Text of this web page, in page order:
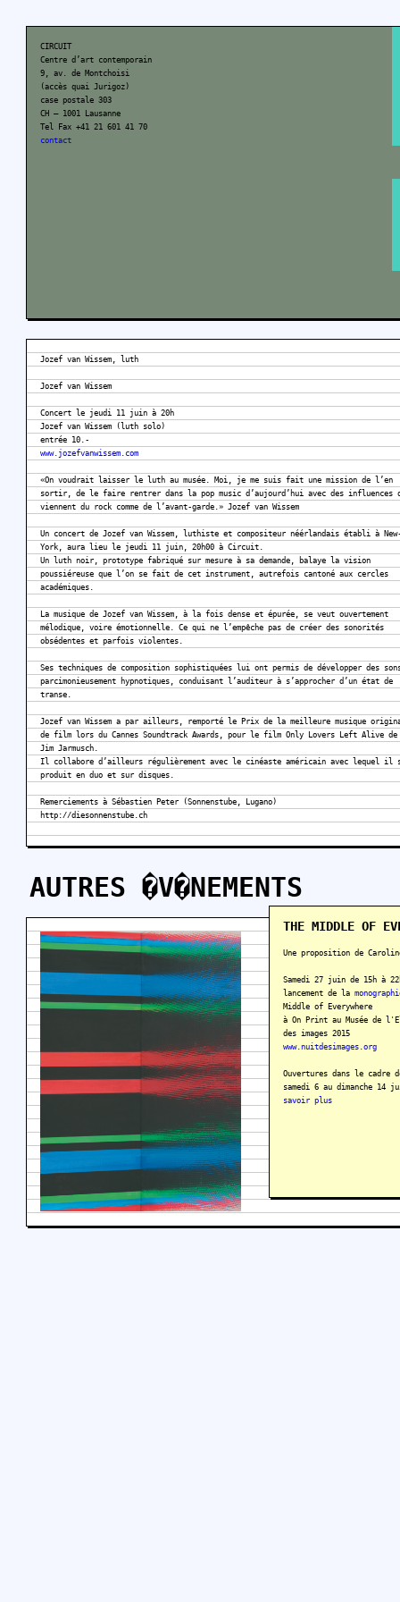
CIRCUIT
Centre d’art contemporain
9, av. de Montchoisi
(accès quai Jurigoz)
case postale 303
CH – 1001 Lausanne
Tel Fax +41 21 601 41 70
contact
Jozef van Wissem, luth
Jozef van Wissem
Concert le jeudi 11 juin à 20h
Jozef van Wissem (luth solo)
entrée 10.-
www.jozefvanwissem.com
«On voudrait laisser le luth au musée. Moi, je me suis fait une mission de l’en
sortir, de le faire rentrer dans la pop music d’aujourd’hui avec des influences
viennent du rock comme de l’avant-garde.» Jozef van Wissem
Un concert de Jozef van Wissem, luthiste et compositeur néérlandais établi à
York, aura lieu le jeudi 11 juin, 20h00 à Circuit.
Un luth noir, prototype fabriqué sur mesure à sa demande, balaye la vision
poussiéreuse que l’on se fait de cet instrument, autrefois cantoné aux cercles
académiques.
La musique de Jozef van Wissem, à la fois dense et épurée, se veut ouvertement
mélodique, voire émotionnelle. Ce qui ne l’empêche pas de créer des sonorités
obsédentes et parfois violentes.
Ses techniques de composition sophistiquées lui ont permis de développer des
parcimonieusement hypnotiques, conduisant l’auditeur à s’approcher d’un état de
transe.
Jozef van Wissem a par ailleurs, remporté le Prix de la meilleure musique
de film lors du Cannes Soundtrack Awards, pour le film Only Lovers Left Alive de
Jim Jarmusch.
Il collabore d’ailleurs régulièrement avec le cinéaste américain avec lequel il
produit en duo et sur disques.
Remerciements à Sébastien Peter (Sonnenstube, Lugano)
http://diesonnenstube.ch
AUTRES �V�NEMENTS
THE MIDDLE OF
Une proposition de
Samedi 27 juin de 15h à
lancement de la
Middle of Everywhere
à On Print au Musée de
des images 2015
www.nuitdesimages.org
Ouvertures dans le cadre de
samedi 6 au dimanche 14
savoir plus